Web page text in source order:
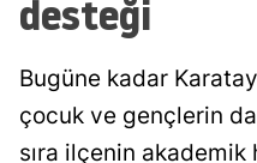
desteği
Bugüne kadar
çocuk ve gençlerin
sıra ilçenin akademik